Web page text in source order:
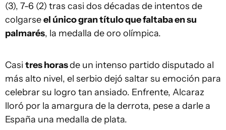
(3), 7-6 (2) tras casi dos décadas de intentos de
colgarseel único gran título que faltaba en su
palmarés, la medalla de oro olímpica.
Casi tres horasde un intenso partido disputado al
más alto nivel, el serbio dejó saltar su emoción para
celebrar su logro tan ansiado. Enfrente, Alcaraz
lloró por la amargura de la derrota, pese a darle a
España una medalla de plata.